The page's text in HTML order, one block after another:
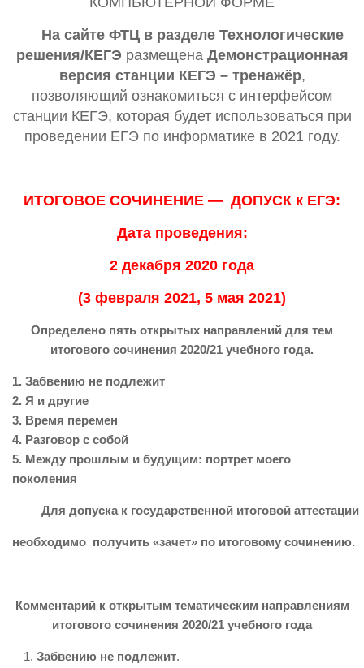
На сайте ФТЦ в разделе Технологические
решения/КЕГЭ размещена Демонстрационная
версия станции КЕГЭ – тренажёр,
позволяющий ознакомиться с интерфейсом
станции КЕГЭ, которая будет использоваться при
проведении ЕГЭ по информатике в 2021 году.
ИТОГОВОЕ СОЧИНЕНИЕ — ДОПУСК к ЕГЭ:
Дата проведения:
2 декабря 2020 года
(3 февраля 2021, 5 мая 2021)
Определено пять открытых направлений для тем
итогового сочинения 2020/21 учебного года.
1. Забвению не подлежит
2. Я и другие
3. Время перемен
4. Разговор с собой
5. Между прошлым и будущим: портрет моего
поколения
Для допуска к государственной итоговой аттестации
необходимо получить «зачет» по итоговому сочинению.
Комментарий к открытым тематическим направлениям
итогового сочинения 2020/21 учебного года
Забвению не подлежит.